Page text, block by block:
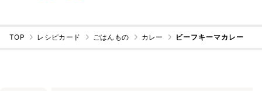
TOP レシピカード ごはんもの カレー ビーフキーマカレー